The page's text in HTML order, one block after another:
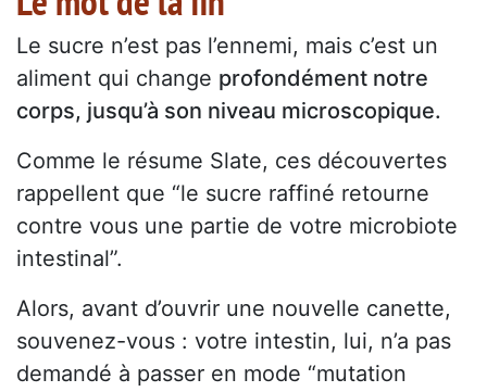
Le sucre n’est pas l’ennemi, mais c’est un
aliment qui change profondément notre
corps, jusqu’à son niveau microscopique.
Comme le résume Slate, ces découvertes
rappellent que “le sucre raffiné retourne
contre vous une partie de votre microbiote
intestinal”.
Alors, avant d’ouvrir une nouvelle canette,
souvenez-vous : votre intestin, lui, n’a pas
demandé à passer en mode “mutation